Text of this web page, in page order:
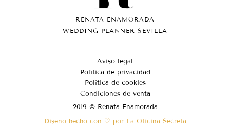
RENATA ENAMORADA
WEDDING PLANNER SEVILLA
Aviso legal
Política de privacidad
Política de cookies
Condiciones de venta
2019 © Renata Enamorada
Diseño hecho con ♡ por La Oficina Secreta